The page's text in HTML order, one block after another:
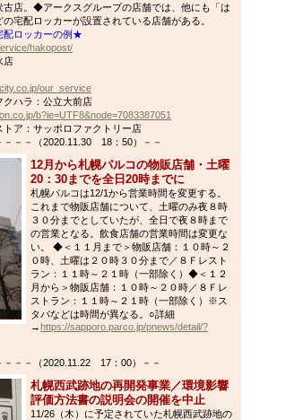
店。◆アークスグループの店舗では、他にも「は
宅配ロッカーが設置されている店舗がある。
配ロッカーの例★
hakopost/
店
our_service
クハラ：公立大前店
b?ie=UTF8&node=7083387051
ア：サッポロファクトリー店
－－－（2020.11.30 18：50）－－
12月から札幌パルコの物販店舗・土曜
20：30までを全日20時までに
札幌パルコは12/1から営業時間を変更する。
これまで物販店舗について、土曜のみ夜８時
３０分までとしていたが、全日で夜８時まで
の営業となる。飲食店舗の営業時間は変更な
い。 ◆＜１１月まで＞物販店舗：１０時～２
０時、土曜は２０時３０分まで／８Ｆレスト
ラン：１１時～２１時（一部除く）◆＜１２
月から＞物販店舗：１０時～２０時／８Ｆレ
ストラン：１１時～２１時（一部除く）※ス
タバなどは時間が異なる。○詳細
→https://sapporo.parco.jp/pnews/detail/?
－－－（2020.11.22 17：00）－－
札幌西武跡地の再開発事業／環境影響
評価方法書の説明会の開催を中止
11/26（木）に予定されていた札幌西武跡地の